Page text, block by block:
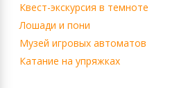
Квест-экскурсия в темноте
Лошади и пони
Музей игровых автоматов
Катание на упряжках